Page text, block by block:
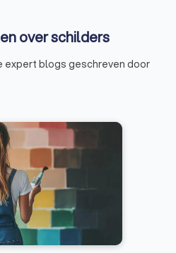
over schilders
expert blogs geschreven door